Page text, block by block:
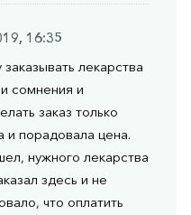
16:35
лекарства
сомнения и
заказ только
порадовала цена.
нужного лекарства
здесь и не
что оплатить